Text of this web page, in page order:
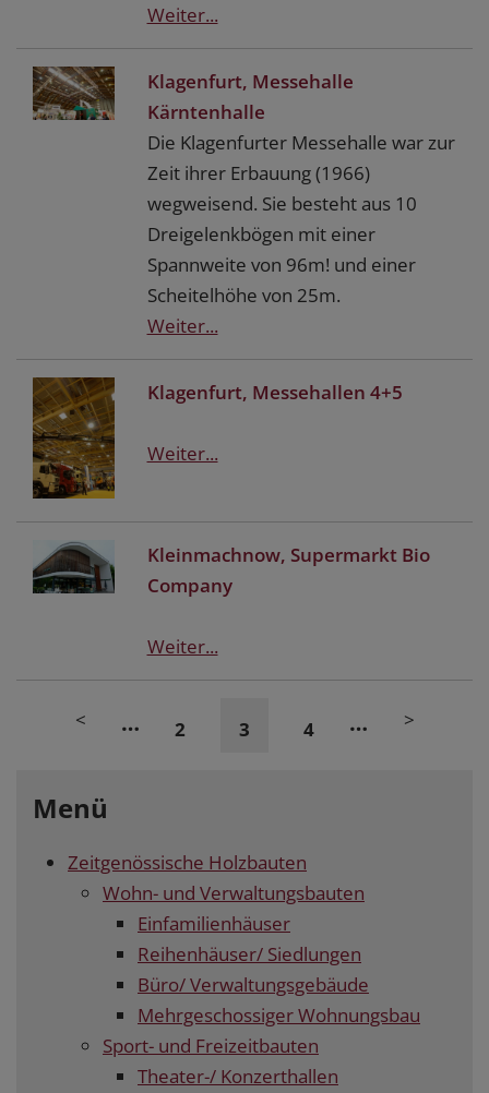
Weiter...
Klagenfurt, Messehalle
Kärntenhalle
Die Klagenfurter Messehalle war zur
Zeit ihrer Erbauung (1966)
wegweisend. Sie besteht aus 10
Dreigelenkbögen mit einer
Spannweite von 96m! und einer
Scheitelhöhe von 25m.
Weiter...
Klagenfurt, Messehallen 4+5
Weiter...
Kleinmachnow, Supermarkt Bio
Company
Weiter...
< … 2 3 4 … >
Menü
Zeitgenössische Holzbauten
Wohn- und Verwaltungsbauten
Einfamilienhäuser
Reihenhäuser/ Siedlungen
Büro/ Verwaltungsgebäude
Mehrgeschossiger Wohnungsbau
Sport- und Freizeitbauten
Theater-/ Konzerthallen